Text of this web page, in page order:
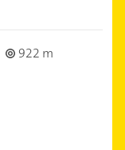
922 m